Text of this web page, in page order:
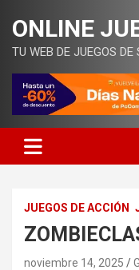
contenido
ONLINE
TU WEB DE JUEGOS DE
JUEGOS DE ACCIÓN
noviembre 14, 2025